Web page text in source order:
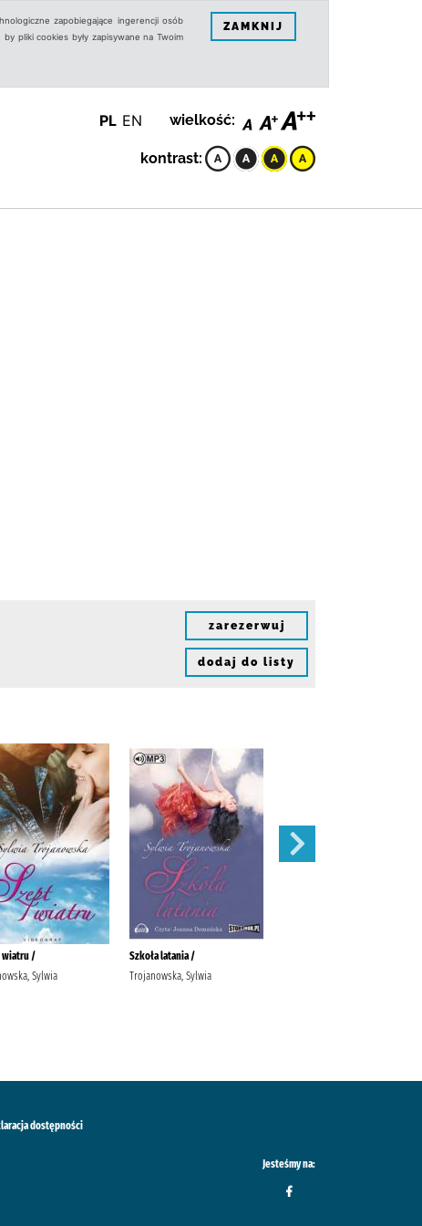
zapobiegające ingerencji osób
pliki cookies były zapisywane na Twoim
ZAMKNIJ
PL EN wielkość:
kontrast:
zarezerwuj
dodaj do listy
wiatru /
Sylwia
Szkoła latania /
Trojanowska, Sylwia
dostępności
Jesteśmy na: